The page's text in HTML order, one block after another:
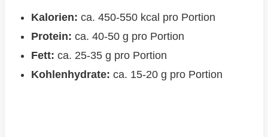
Kalorien: ca. 450-550 kcal pro Portion
Protein: ca. 40-50 g pro Portion
Fett: ca. 25-35 g pro Portion
Kohlenhydrate: ca. 15-20 g pro Portion